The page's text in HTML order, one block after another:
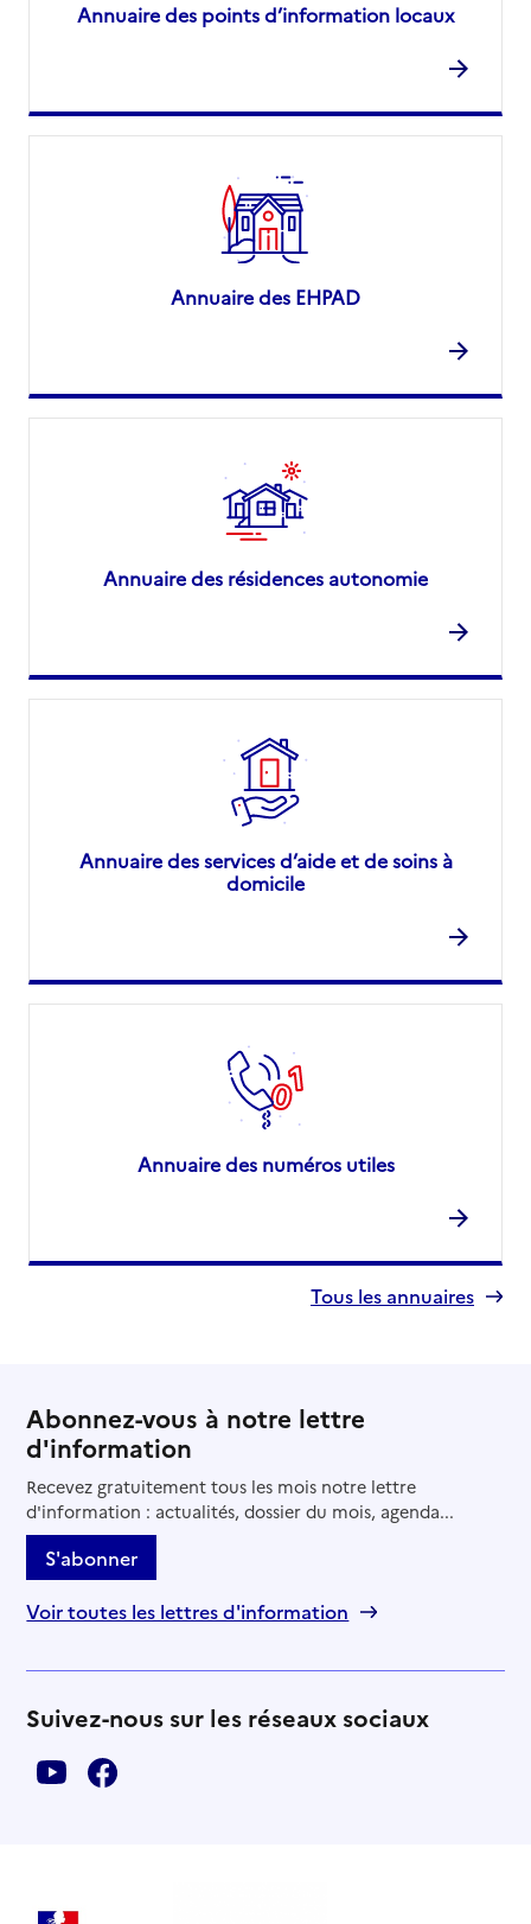
Annuaire des points d’information locaux
Annuaire des EHPAD
Annuaire des résidences autonomie
Annuaire des services d’aide et de soins à
domicile
Annuaire des numéros utiles
Tous les annuaires
Abonnez-vous à notre lettre
d'information
Recevez gratuitement tous les mois notre lettre
d'information : actualités, dossier du mois, agenda...
S'abonner
Voir toutes les lettres d'information
Suivez-nous sur les réseaux sociaux